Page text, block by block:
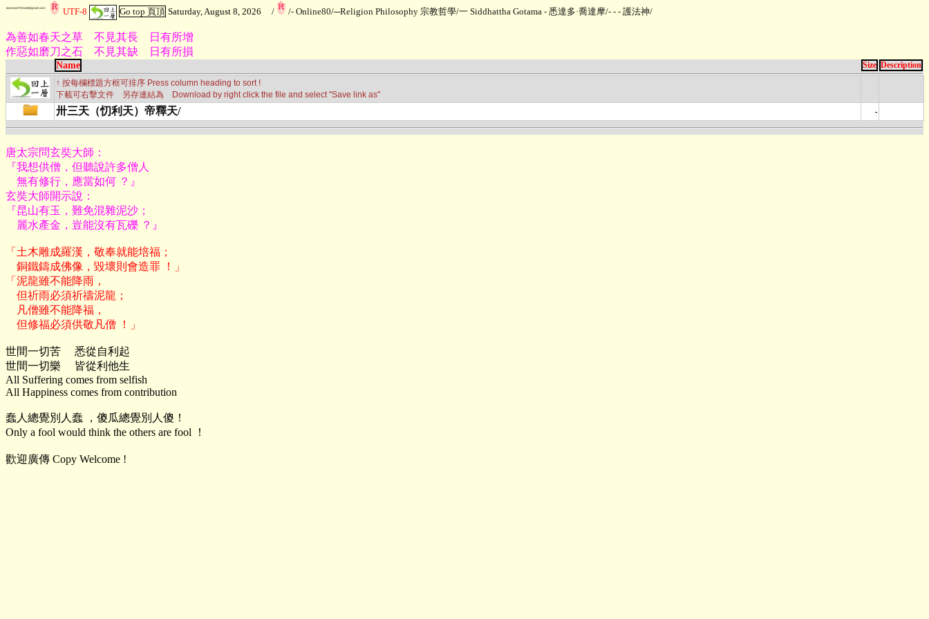
UTF-8 Go top 頁頂 Saturday, August 8, 2026 / /- Online80/─Religion Philosophy 宗教哲學/一 Siddhattha Gotama - 悉達多·喬達摩/- - - 護法神/
為善如春天之草 不見其長 日有所增
作惡如磨刀之石 不見其缺 日有所損
Name Size Description
↑ 按每欄標題方框可排序 Press column heading to sort !
下載可右擊文件 另存連結為 Download by right click the file and select "Save link as"
卅三天（忉利天）帝釋天/ -
唐太宗問玄奘大師：
『我想供僧，但聽說許多僧人
玄奘大師開示說：
『昆山有玉，難免混雜泥沙；
    麗水產金，豈能沒有瓦礫 ？』
「土木雕成羅漢，敬奉就能培福；
「泥龍雖不能降雨，
世間一切苦     悉從自利起
世間一切樂     皆從利他生
All Suffering comes from selfish
All Happiness comes from contribution
蠢人總覺別人蠢 ，傻瓜總覺別人傻！
Only a fool would think the others are fool ！
歡迎廣傳 Copy Welcome !